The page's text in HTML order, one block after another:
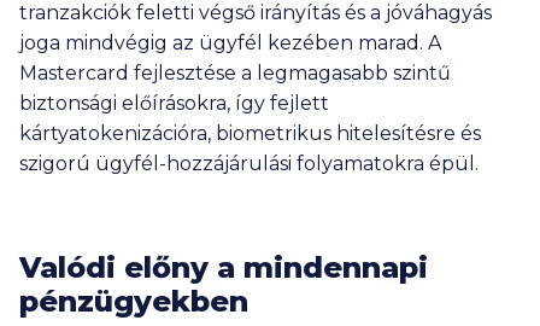
tranzakciók feletti végső irányítás és a jóváhagyás
joga mindvégig az ügyfél kezében marad. A
Mastercard fejlesztése a legmagasabb szintű
biztonsági előírásokra, így fejlett
kártyatokenizációra, biometrikus hitelesítésre és
szigorú ügyfél-hozzájárulási folyamatokra épül.
Valódi előny a mindennapi
pénzügyekben